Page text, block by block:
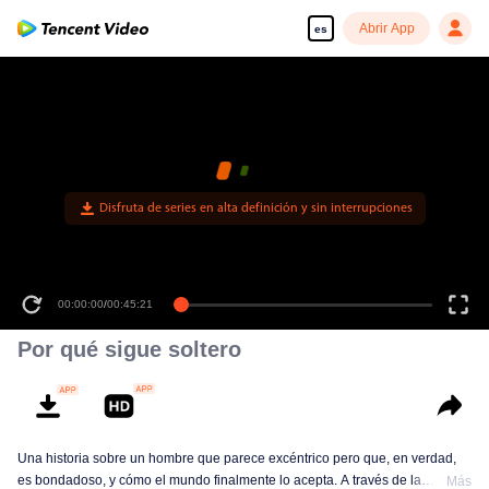
es Abrir App
Disfruta de series en alta definición y sin interrupciones
00:00:00/00:45:21
Por qué sigue soltero
Una historia sobre un hombre que parece excéntrico pero que, en verdad,
es bondadoso, y cómo el mundo finalmente lo acepta. A través de la
Más